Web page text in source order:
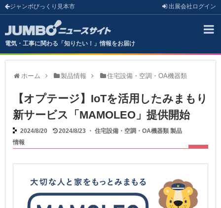
ジャンボびっくり見本市 出展会社 ログイン
電気・工事に関わる「知りたい！」情報をお届け
ホーム 製品情報 住宅設備・空調・OA機器類
【オプテージ】IoTを活用したみまもり
新サービス「MAMOLEO」提供開始
2024/8/20 2024/8/23 ・住宅設備・空調・OA機器類 製品
情報